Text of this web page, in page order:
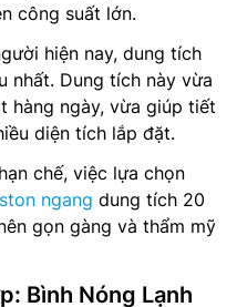
công suất lớn.
hiện nay, dung tích
nhất. Dung tích này vừa
hàng ngày, vừa giúp tiết
diện tích lắp đặt.
chế, việc lựa chọn
ngang dung tích 20
gọn gàng và thẩm mỹ
Bình Nóng Lạnh